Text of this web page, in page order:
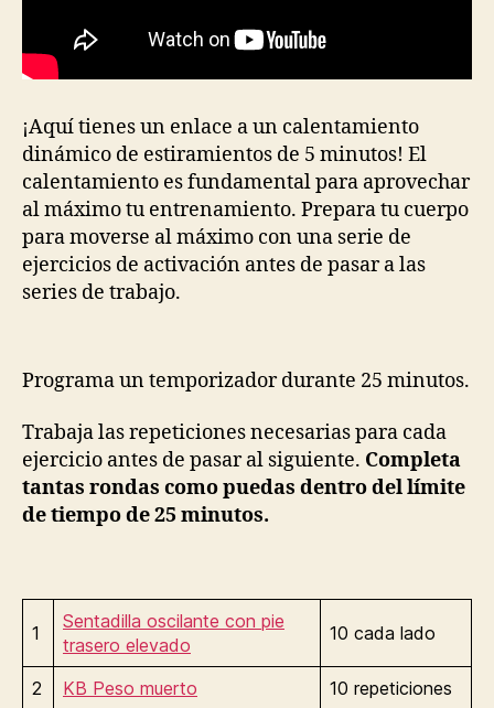
¡Aquí tienes un enlace a un calentamiento
dinámico de estiramientos de 5 minutos! El
calentamiento es fundamental para aprovechar
al máximo tu entrenamiento. Prepara tu cuerpo
para moverse al máximo con una serie de
ejercicios de activación antes de pasar a las
series de trabajo.
Programa un temporizador durante 25 minutos.
Trabaja las repeticiones necesarias para cada
ejercicio antes de pasar al siguiente. Completa
tantas rondas como puedas dentro del límite
de tiempo de 25 minutos.
1
Sentadilla oscilante con pie
trasero elevado
10 cada lado
2 KB Peso muerto
10 repeticiones